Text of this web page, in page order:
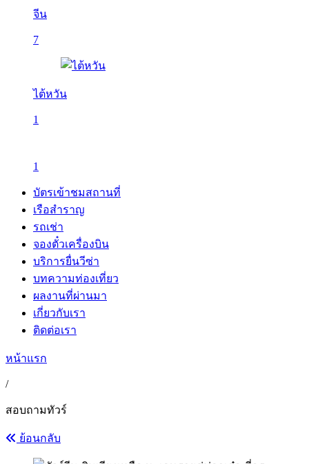
จีน
7
ไต้หวัน
1
1
บัตรเข้าชมสถานที่
เรือสำราญ
รถเช่า
จองตั๋วเครื่องบิน
บริการยื่นวีซ่า
บทความท่องเที่ยว
ผลงานที่ผ่านมา
เกี่ยวกับเรา
ติดต่อเรา
หน้าแรก
/
สอบถามทัวร์
ย้อนกลับ